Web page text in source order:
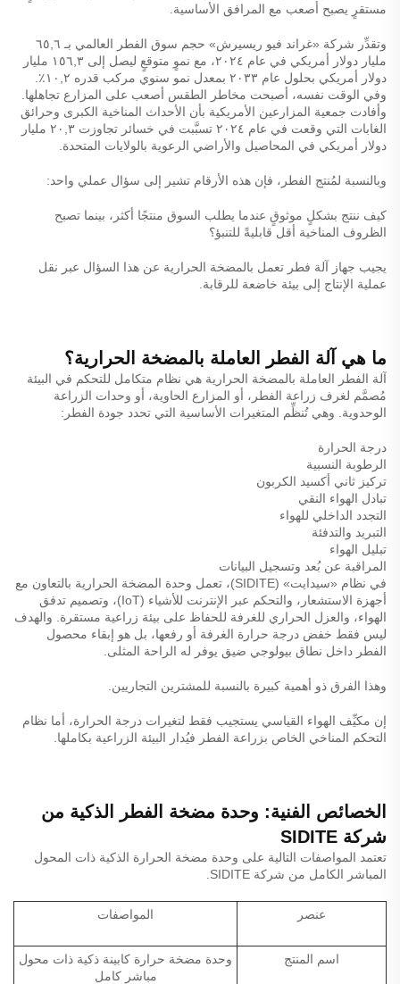
مستقرٍ يصبح أصعب مع المرافق الأساسية.
وتقدِّر شركة «غراند فيو ريسيرش» حجم سوق الفطر العالمي بـ ٦٥,٦
مليار دولار أمريكي في عام ٢٠٢٤، مع نموٍ متوقعٍ ليصل إلى ١٥٦,٣ مليار
دولار أمريكي بحلول عام ٢٠٣٣ بمعدل نمو سنوي مركب قدره ١٠,٢٪.
وفي الوقت نفسه، أصبحت مخاطر الطقس أصعب على المزارع تجاهلها.
وأفادت جمعية المزارعين الأمريكية بأن الأحداث المناخية الكبرى وحرائق
الغابات التي وقعت في عام ٢٠٢٤ تسبَّبت في خسائر تجاوزت ٢٠,٣ مليار
دولار أمريكي في المحاصيل والأراضي الرعوية بالولايات المتحدة.
وبالنسبة لمُنتج الفطر، فإن هذه الأرقام تشير إلى سؤال عملي واحد:
كيف ننتج بشكلٍ موثوقٍ عندما يطلب السوق منتجًا أكثر، بينما تصبح
الظروف المناخية أقل قابليةً للتنبؤ؟
يجيب جهاز آلة فطر تعمل بالمضخة الحرارية عن هذا السؤال عبر نقل
عملية الإنتاج إلى بيئة خاضعة للرقابة.
ما هي آلة الفطر العاملة بالمضخة الحرارية؟
آلة الفطر العاملة بالمضخة الحرارية هي نظام متكامل للتحكم في البيئة
مُصمَّم لغرف زراعة الفطر، أو المزارع الحاوية، أو وحدات الزراعة
الوحدوية. وهي تُنظِّم المتغيرات الأساسية التي تحدد جودة الفطر:
درجة الحرارة
الرطوبة النسبية
تركيز ثاني أكسيد الكربون
تبادل الهواء النقي
التجدد الداخلي للهواء
التبريد والتدفئة
تبليل الهواء
المراقبة عن بُعد وتسجيل البيانات
في نظام «سيدايت» (SIDITE)، تعمل وحدة المضخة الحرارية بالتعاون مع
أجهزة الاستشعار، والتحكم عبر الإنترنت للأشياء (IoT)، وتصميم تدفق
الهواء، والعزل الحراري للغرفة للحفاظ على بيئة زراعية مستقرة. والهدف
ليس فقط خفض درجة حرارة الغرفة أو رفعها، بل هو إبقاء محصول
الفطر داخل نطاق بيولوجي ضيق يوفر له الراحة المثلى.
وهذا الفرق ذو أهمية كبيرة بالنسبة للمشترين التجاريين.
إن مكيِّف الهواء القياسي يستجيب فقط لتغيرات درجة الحرارة، أما نظام
التحكم المناخي الخاص بزراعة الفطر فيُدار البيئة الزراعية بكاملها.
الخصائص الفنية: وحدة مضخة الفطر الذكية من
شركة SIDITE
تعتمد المواصفات التالية على وحدة مضخة الحرارة الذكية ذات المحول
المباشر الكامل من شركة SIDITE.
عنصر المواصفات
اسم المنتج
وحدة مضخة حرارة كابينة ذكية ذات محول
مباشر كامل